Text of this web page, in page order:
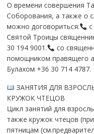
О времени совершения
Соборования, а также о
можно договориться:
Святой Троицы
30 194 9001.
со
помощником правящего
Булахом +36 30 714 4787.
ЗАНЯТИЯ ДЛЯ
КРУЖОК ЧТЕЦОВ
Цикл занятий для
также кружок чтецов
пятницам